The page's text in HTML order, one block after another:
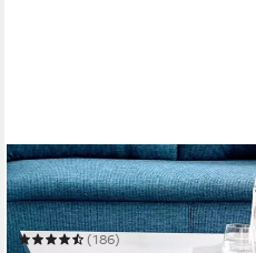
PAROLI
Couchtisch
100 x 43 x 60 cm B/H/T
(186)